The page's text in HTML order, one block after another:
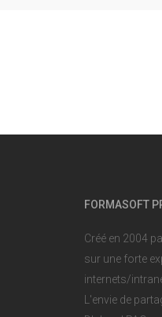
FORMASOFT
Créé en 2004
sur une forte
internets/
L'envie de